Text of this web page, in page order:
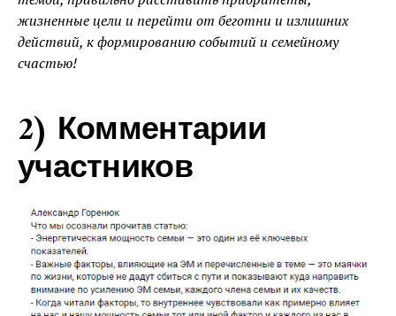
жизненные цели и перейти от беготни и излишних
действий, к формированию событий и семейному
счастью!
2) Комментарии
участников